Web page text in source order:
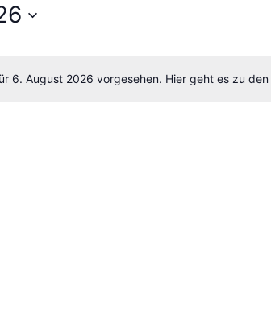
Hinweis
6. August 2026 vorgesehen. Hier geht es zu den